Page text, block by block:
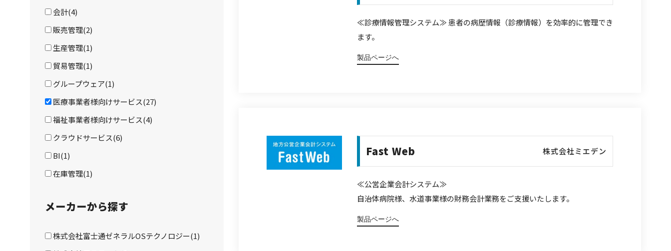
会計(4)
販売管理(2)
生産管理(1)
貿易管理(1)
グループウェア(1)
医療事業者様向けサービス(27)
福祉事業者様向けサービス(4)
クラウドサービス(6)
BI(1)
在庫管理(1)
メーカーから探す
株式会社富士通ゼネラルOSテクノロジー(1)
≪診療情報管理システム≫ 患者の病歴情報（診療情報）を効率的に管理でき
ます。
製品ページへ
Fast Web 株式会社ミエデン
≪公営企業会計システム≫
自治体病院様、水道事業様の財務会計業務をご支援いたします。
製品ページへ